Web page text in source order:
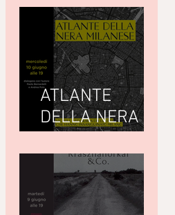
ATLANTE
DELLA NERA
Giuseppe
Paternò
Raddusa (Utet)